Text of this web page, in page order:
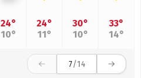
24°
10°
24°
11°
30°
10°
33°
14°
7/14